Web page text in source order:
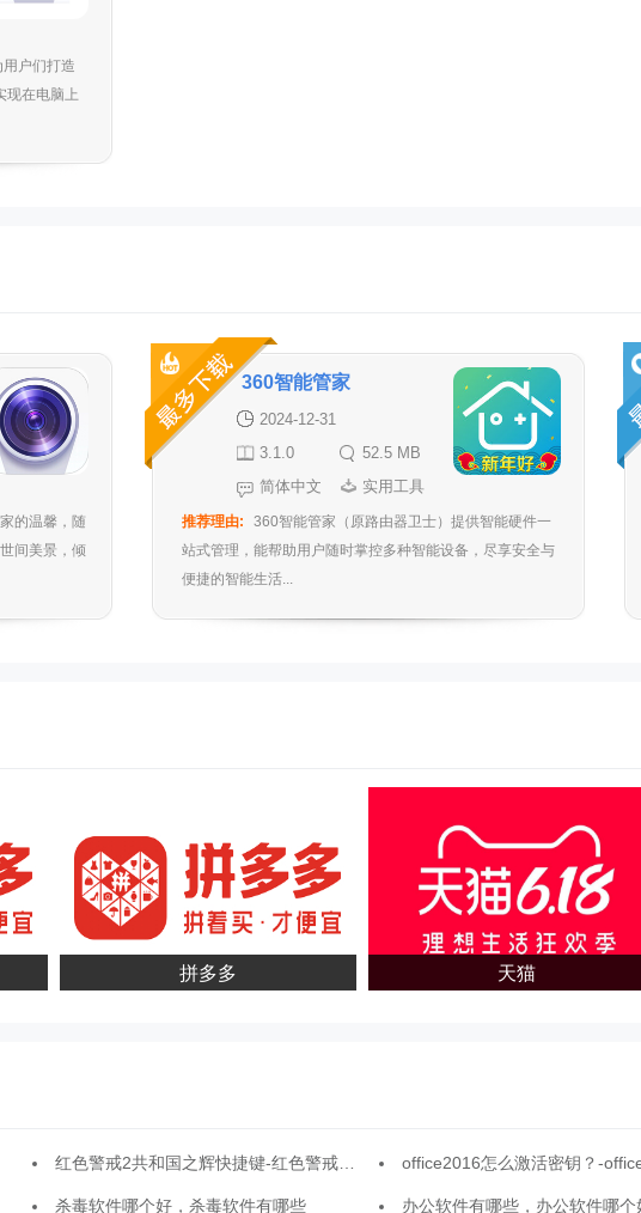
户们打造
现在电脑上
的温馨，随
间美景，倾
360智能管家
2024-12-31
3.1.0
52.5 MB
简体中文
实用工具
推荐理由:
360智能管家（原路由器卫士）提供智能硬件一
站式管理，能帮助用户随时掌控多种智能设备，尽享安全与
便捷的智能生活...
拼多多 天猫
红色警戒2共和国之辉快捷键-红色警戒2共和国之辉快捷键汇总 office2016怎么激活密钥？-office2016怎
杀毒软件哪个好，杀毒软件有哪些 办公软件有哪些，办公软件哪个